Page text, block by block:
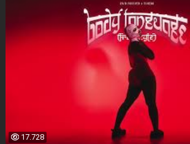
17.728